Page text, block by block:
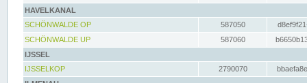
HAVELKANAL
SCHÖNWALDE OP
587050
SCHÖNWALDE UP
587060
IJSSEL
IJSSELKOP
2790070